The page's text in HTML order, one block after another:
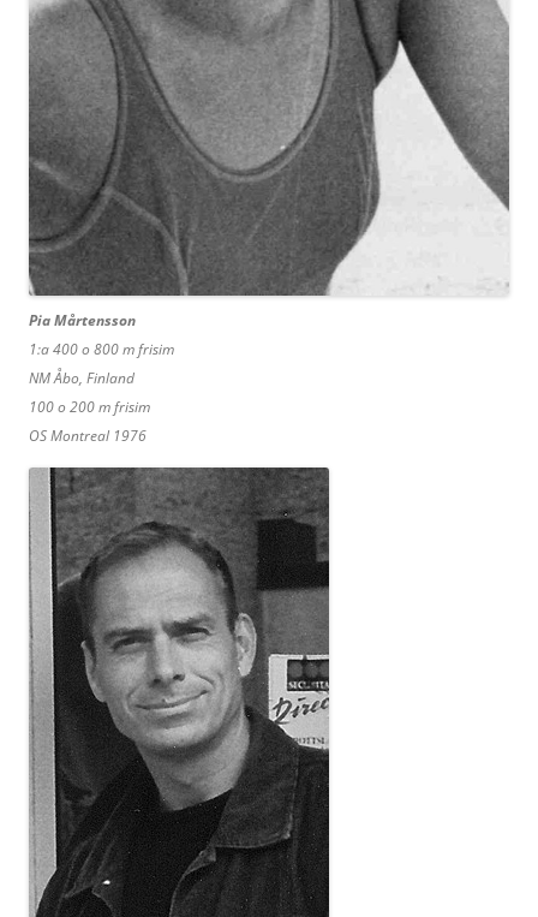
Pia Mårtensson
1:a 400 o 800 m frisim
NM Åbo, Finland
100 o 200 m frisim
OS Montreal 1976